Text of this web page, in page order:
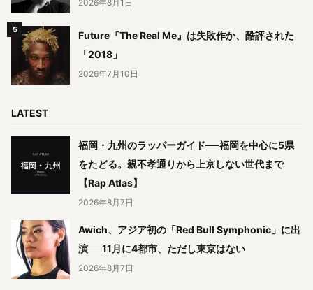
2026年8月1日
Future『The Real Me』は失敗作か、酷評された
「2018」
2026年7月10日
LATEST
福岡・九州のラッパーガイド──福岡を中心に5県
をたどる。親不孝通りから上京しない世代まで
【Rap Atlas】
2026年8月7日
Awich、アジア初の「Red Bull Symphonic」に出
演──11月に4都市、ただし東京はない
2026年8月7日